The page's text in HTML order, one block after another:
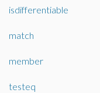
isdifferentiable
match
member
testeq